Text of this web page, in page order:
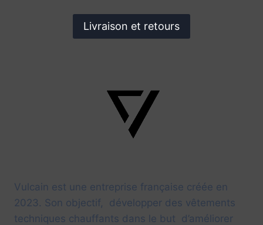
Livraison et retours
Vulcain est une entreprise française créée en
2023. Son objectif, développer des vêtements
techniques chauffants dans le but d’améliorer